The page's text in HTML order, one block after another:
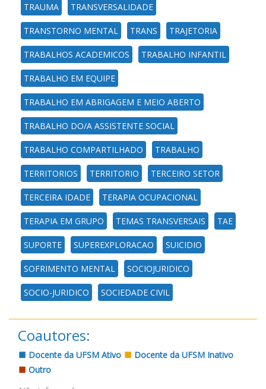
TRAUMA TRANSVERSALIDADE
TRANSTORNO MENTAL TRANS TRAJETORIA
TRABALHOS ACADEMICOS TRABALHO INFANTIL
TRABALHO EM EQUIPE
TRABALHO EM ABRIGAGEM E MEIO ABERTO
TRABALHO DO/A ASSISTENTE SOCIAL
TRABALHO COMPARTILHADO TRABALHO
TERRITORIOS TERRITORIO TERCEIRO SETOR
TERCEIRA IDADE TERAPIA OCUPACIONAL
TERAPIA EM GRUPO TEMAS TRANSVERSAIS TAE
SUPORTE SUPEREXPLORACAO SUICIDIO
SOFRIMENTO MENTAL SOCIOJURIDICO
SOCIO-JURIDICO SOCIEDADE CIVIL
Coautores:
Docente da UFSM Ativo
Docente da UFSM Inativo
Outro